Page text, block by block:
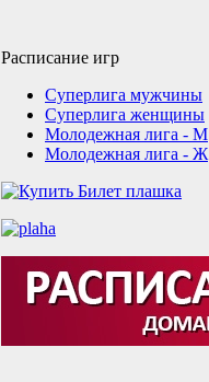
Расписание игр
Суперлига мужчины
Суперлига женщины
Молодежная лига - М
Молодежная лига - Ж